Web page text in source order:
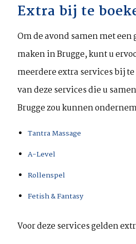
Extra bij te
Om de avond samen met een
maken in Brugge, kunt u
meerdere extra services bij
van deze services die u
Brugge zou kunnen
Tantra Massage
A-Level
Rollenspel
Fetish & Fantasy
Voor deze services gelden